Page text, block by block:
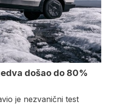
došao do 80%
je nezvanični test